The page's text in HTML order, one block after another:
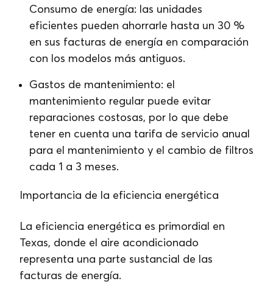
Consumo de energía: las unidades
eficientes pueden ahorrarle hasta un 30 %
en sus facturas de energía en comparación
con los modelos más antiguos.
Gastos de mantenimiento: el
mantenimiento regular puede evitar
reparaciones costosas, por lo que debe
tener en cuenta una tarifa de servicio anual
para el mantenimiento y el cambio de filtros
cada 1 a 3 meses.
Importancia de la eficiencia energética
La eficiencia energética es primordial en
Texas, donde el aire acondicionado
representa una parte sustancial de las
facturas de energía.